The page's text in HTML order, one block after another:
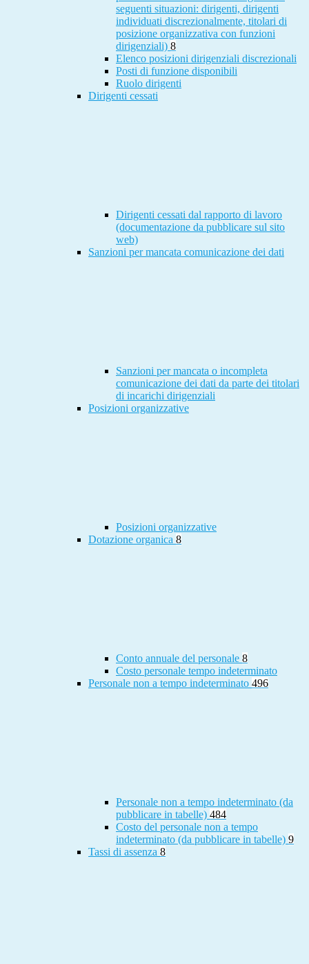
seguenti situazioni: dirigenti, dirigenti
individuati discrezionalmente, titolari di
posizione organizzativa con funzioni
dirigenziali) 8
Elenco posizioni dirigenziali discrezionali
Posti di funzione disponibili
Ruolo dirigenti
Dirigenti cessati
Dirigenti cessati dal rapporto di lavoro
(documentazione da pubblicare sul sito
web)
Sanzioni per mancata comunicazione dei dati
Sanzioni per mancata o incompleta
comunicazione dei dati da parte dei titolari
di incarichi dirigenziali
Posizioni organizzative
Posizioni organizzative
Dotazione organica 8
Conto annuale del personale 8
Costo personale tempo indeterminato
Personale non a tempo indeterminato 496
Personale non a tempo indeterminato (da
pubblicare in tabelle) 484
Costo del personale non a tempo
indeterminato (da pubblicare in tabelle) 9
Tassi di assenza 8